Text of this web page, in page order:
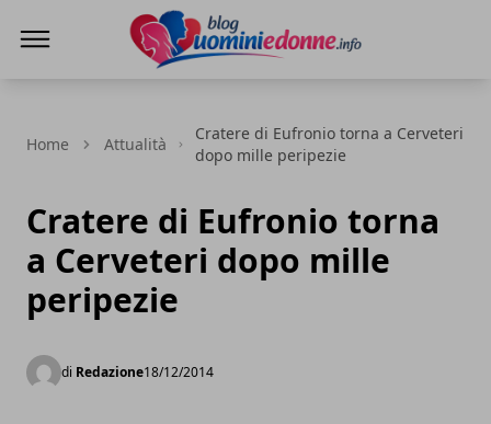
Home Attualità
Cratere di Eufronio torna a Cerveteri
dopo mille peripezie
Cratere di Eufronio torna
a Cerveteri dopo mille
peripezie
di Redazione18/12/2014